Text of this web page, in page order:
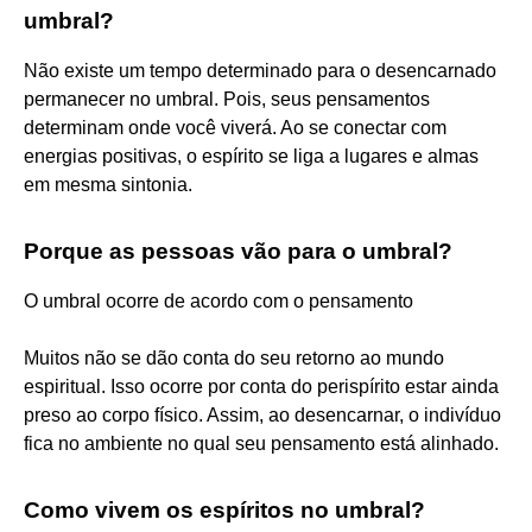
umbral?
Não existe um tempo determinado para o desencarnado
permanecer no umbral. Pois, seus pensamentos
determinam onde você viverá. Ao se conectar com
energias positivas, o espírito se liga a lugares e almas
em mesma sintonia.
Porque as pessoas vão para o umbral?
O umbral ocorre de acordo com o pensamento
Muitos não se dão conta do seu retorno ao mundo
espiritual. Isso ocorre por conta do perispírito estar ainda
preso ao corpo físico. Assim, ao desencarnar, o indivíduo
fica no ambiente no qual seu pensamento está alinhado.
Como vivem os espíritos no umbral?